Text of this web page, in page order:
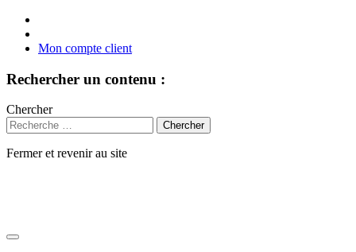
Mon compte client
Rechercher un contenu :
Chercher
Fermer et revenir au site